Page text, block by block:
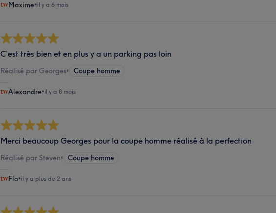
Maxime•il y a 6 mois
C’est très bien et en plus y a un parking pas loin
Réalisé par Georges• Coupe homme
Alexandre•il y a 8 mois
Merci beaucoup Georges pour la coupe homme réalisé à la perfection
Réalisé par Steven• Coupe homme
Flo•il y a plus de 2 ans